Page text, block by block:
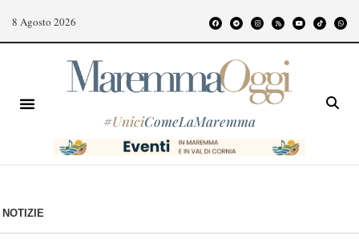
8 Agosto 2026
#UniciComeLaMaremma
NOTIZIE